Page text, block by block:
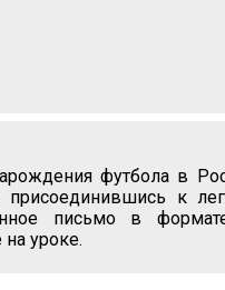
футбола в
к
письмо в
уроке.